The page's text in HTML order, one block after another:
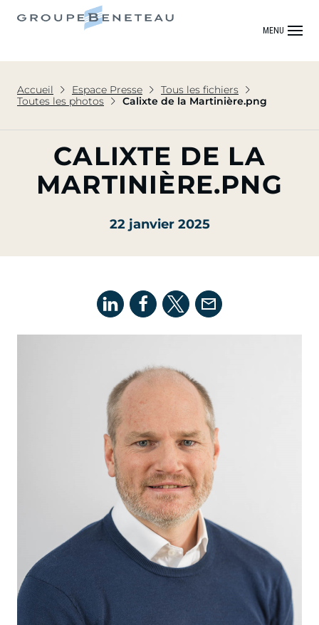
MENU
Accueil Espace Presse
Tous les fichiers
Toutes les photos
Calixte de la Martinière.png
CALIXTE DE LA
MARTINIÈRE.PNG
22 janvier 2025